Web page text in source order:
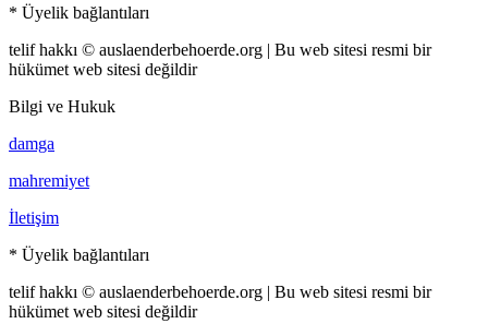
* Üyelik bağlantıları
telif hakkı © auslaenderbehoerde.org | Bu web sitesi resmi bir
hükümet web sitesi değildir
Bilgi ve Hukuk
damga
mahremiyet
İletişim
* Üyelik bağlantıları
telif hakkı © auslaenderbehoerde.org | Bu web sitesi resmi bir
hükümet web sitesi değildir